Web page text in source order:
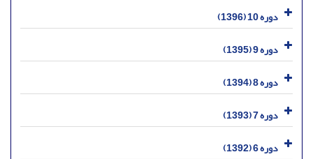
دوره 10 (1396)
دوره 9 (1395)
دوره 8 (1394)
دوره 7 (1393)
دوره 6 (1392)